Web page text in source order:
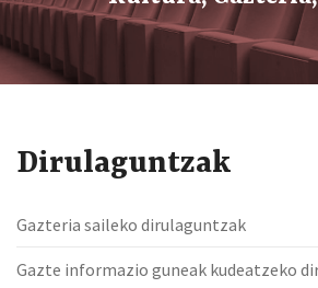
Dirulaguntzak
Gazteria saileko dirulaguntzak
Gazte informazio guneak kudeatzeko